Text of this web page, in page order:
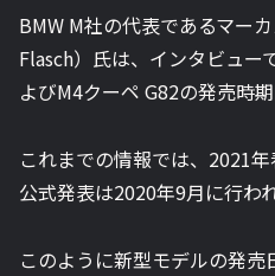
BMW M社の代表であるマー
Flasch）氏は、インタビュー
よびM4クーペ G82の発売時
これまでの情報では、2021年
公式発表は2020年9月に行わ
このように新型モデルの発